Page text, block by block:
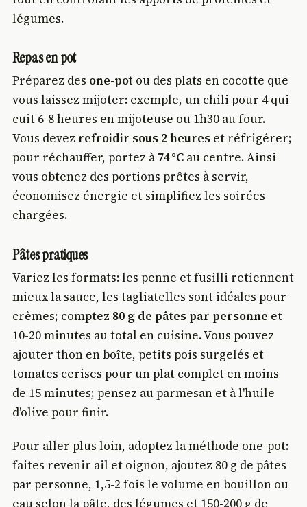
légumes.
Repas en pot
Préparez des one-pot ou des plats en cocotte que
vous laissez mijoter: exemple, un chili pour 4 qui
cuit 6-8 heures en mijoteuse ou 1h30 au four.
Vous devez refroidir sous 2 heures et réfrigérer;
pour réchauffer, portez à 74 °C au centre. Ainsi
vous obtenez des portions prêtes à servir,
économisez énergie et simplifiez les soirées
chargées.
Pâtes pratiques
Variez les formats: les penne et fusilli retiennent
mieux la sauce, les tagliatelles sont idéales pour
crèmes; comptez 80 g de pâtes par personne et
10-20 minutes au total en cuisine. Vous pouvez
ajouter thon en boîte, petits pois surgelés et
tomates cerises pour un plat complet en moins
de 15 minutes; pensez au parmesan et à l'huile
d'olive pour finir.
Pour aller plus loin, adoptez la méthode one-pot:
faites revenir ail et oignon, ajoutez 80 g de pâtes
par personne, 1,5-2 fois le volume en bouillon ou
eau selon la pâte, des légumes et 150-200 g de